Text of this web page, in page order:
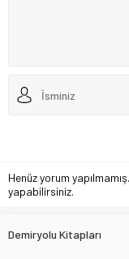
Henüz yorum
yapabilirsiniz.
Demiryolu Kitapları